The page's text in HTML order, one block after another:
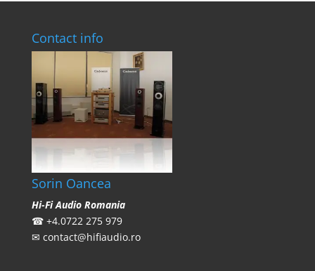
Contact info
Sorin Oancea
Hi-Fi Audio Romania
☎ +4.0722 275 979
✉ contact@hifiaudio.ro